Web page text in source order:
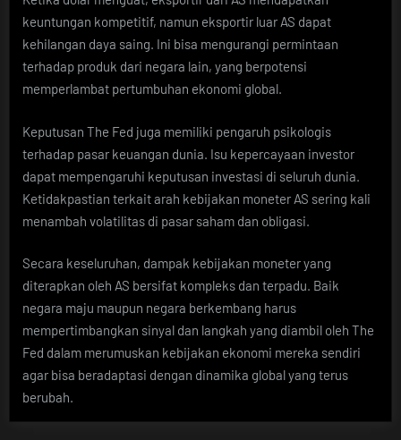
keuntungan kompetitif, namun eksportir luar AS dapat
kehilangan daya saing. Ini bisa mengurangi permintaan
terhadap produk dari negara lain, yang berpotensi
memperlambat pertumbuhan ekonomi global.
Keputusan The Fed juga memiliki pengaruh psikologis
terhadap pasar keuangan dunia. Isu kepercayaan investor
dapat mempengaruhi keputusan investasi di seluruh dunia.
Ketidakpastian terkait arah kebijakan moneter AS sering kali
menambah volatilitas di pasar saham dan obligasi.
Secara keseluruhan, dampak kebijakan moneter yang
diterapkan oleh AS bersifat kompleks dan terpadu. Baik
negara maju maupun negara berkembang harus
mempertimbangkan sinyal dan langkah yang diambil oleh The
Fed dalam merumuskan kebijakan ekonomi mereka sendiri
agar bisa beradaptasi dengan dinamika global yang terus
berubah.